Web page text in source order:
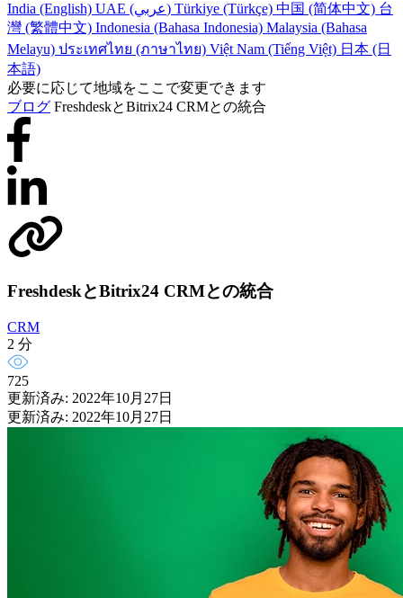
India (English)
UAE (عربي) Türkiye (Türkçe) 中国 (简体中文) 台
灣 (繁體中文) Indonesia (Bahasa Indonesia) Malaysia (Bahasa
Melayu) ประเทศไทย (ภาษาไทย) Việt Nam (Tiếng Việt) 日本 (日
本語)
必要に応じて地域をここで変更できます
ブログ FreshdeskとBitrix24 CRMとの統合
FreshdeskとBitrix24 CRMとの統合
CRM
2 分
725
更新済み: 2022年10月27日
更新済み: 2022年10月27日